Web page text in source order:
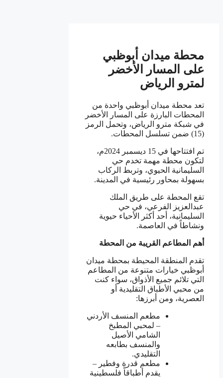
محطة ميدان أبوظبي
على المسار الأخضر
لمترو الرياض
تعد محطة ميدان أبوظبي واحدة من
المحطات البارزة على المسار الأخضر
في شبكة مترو الرياض، وتحمل الرمز
(15) ضمن تسلسل المحطات.
تم افتتاحها في 15 ديسمبر 2024م،
لتكون محطة مهمة تخدم حي
السليمانية الحيوي، وتربط الركاب
بسهولة بمحاور رئيسية في المدينة.
تقع المحطة على طريق الملك
عبدالعزيز الفرعي، في حي
السليمانية، أحد أكثر الأحياء حيوية
ونشاطاً في العاصمة.
أهم المطاعم القريبة من المحطة
تقدم المنطقة المحيطة بمحطة ميدان
أبوظبي خيارات متنوعة من المطاعم
التي تلائم جميع الأذواق، سواء كنت
من محبي الأطباق التقليدية أو
العصرية، ومن أبرزها:
مطعم المنسف الأردني
– لمحبي المطبخ
الشامي الأصيل
والمنسف بطابعه
التقليدي.
مطعم قدرة وفطير –
يقدم أطباقاً فلسطينية